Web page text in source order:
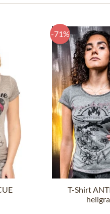
-71%
T-Shirt